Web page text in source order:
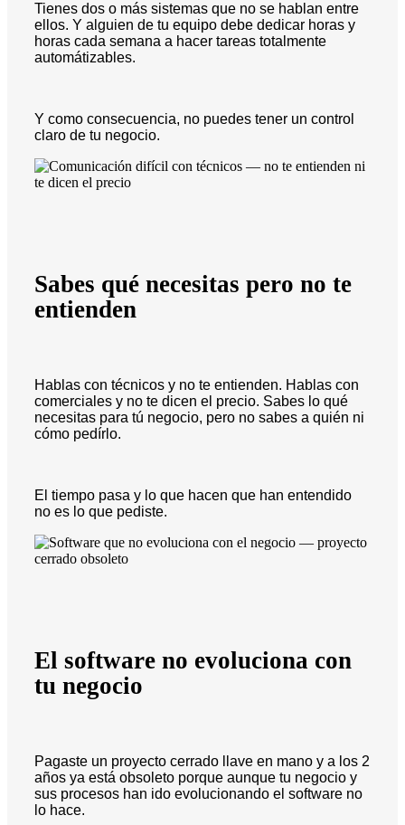
Tienes dos o más sistemas que no se hablan entre
ellos. Y alguien de tu equipo debe dedicar horas y
horas cada semana a hacer tareas totalmente
automátizables.
Y como consecuencia, no puedes tener un control
claro de tu negocio.
Sabes qué necesitas pero no te
entienden
Hablas con técnicos y no te entienden. Hablas con
comerciales y no te dicen el precio. Sabes lo qué
necesitas para tú negocio, pero no sabes a quién ni
cómo pedírlo.
El tiempo pasa y lo que hacen que han entendido
no es lo que pediste.
El software no evoluciona con
tu negocio
Pagaste un proyecto cerrado llave en mano y a los 2
años ya está obsoleto porque aunque tu negocio y
sus procesos han ido evolucionando el software no
lo hace.